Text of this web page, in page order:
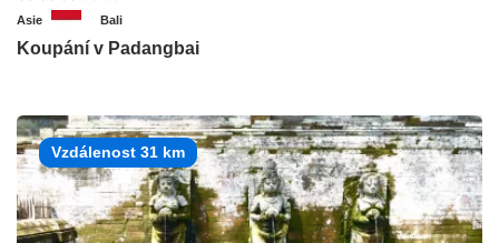
Asie Bali
Koupání v Padangbai
Vzdálenost 31 km